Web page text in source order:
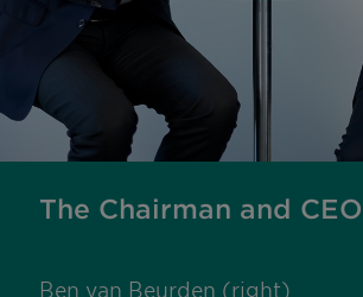
The Chairman and
Ben van Beurden (right)